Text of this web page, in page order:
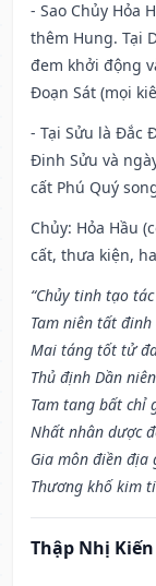
- Sao Chủy Hỏa
thêm Hung. Tại
đem khởi động
Đoạn Sát (mọi
- Tại Sửu là Đắc
Đinh Sửu và
cất Phú Quý
Chủy: Hỏa Hầu
cất, thưa kiện,
“Chủy tinh tạo
Tam niên tất
Mai táng tốt tử
Thủ định Dần
Tam tang bất chỉ
Nhất nhân dược
Gia môn điền địa
Thương khố kim
Thập Nhị